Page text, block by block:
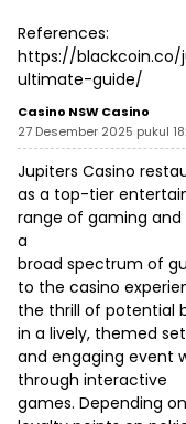
References:
https://
ultimate-guide/
Casino NSW Casino
27 Desember 2025 pukul
Jupiters Casino
as a top-tier
range of gaming
a
broad spectrum of
to the casino
the thrill of potential
in a lively, themed
and engaging event
through interactive
games. Depending